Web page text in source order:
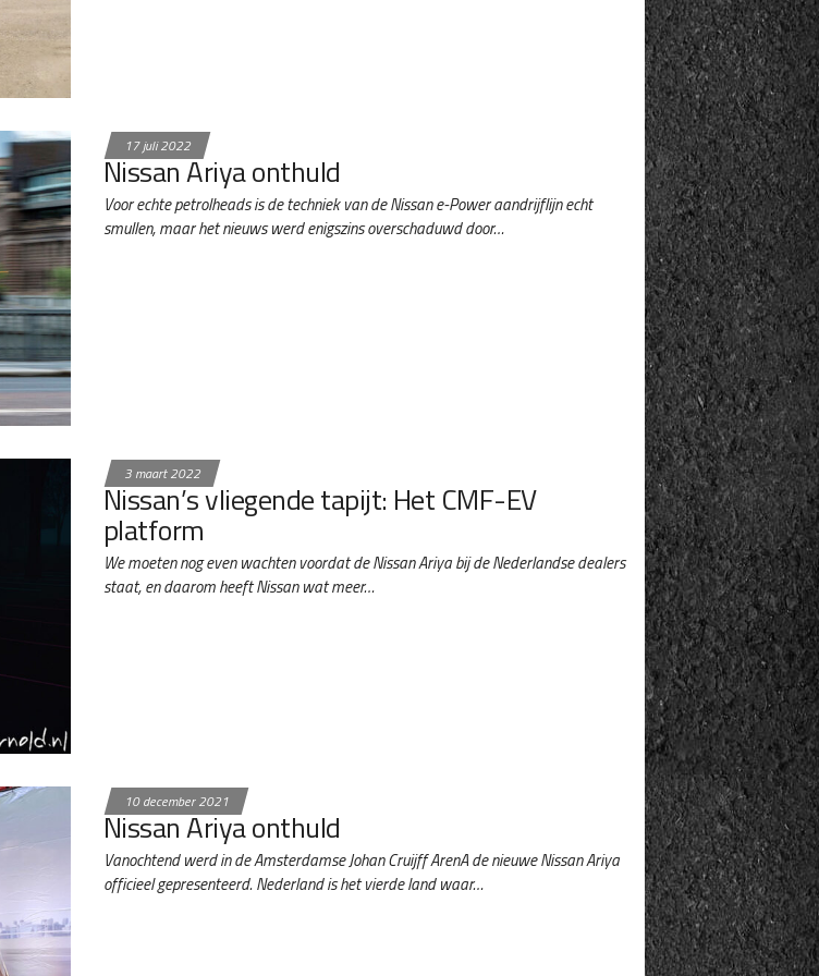
17 juli 2022
Nissan Ariya onthuld
Voor echte petrolheads is de techniek van de Nissan e-Power aandrijflijn echt
smullen, maar het nieuws werd enigszins overschaduwd door…
3 maart 2022
Nissan’s vliegende tapijt: Het CMF-EV
platform
We moeten nog even wachten voordat de Nissan Ariya bij de Nederlandse dealers
staat, en daarom heeft Nissan wat meer…
10 december 2021
Nissan Ariya onthuld
Vanochtend werd in de Amsterdamse Johan Cruijff ArenA de nieuwe Nissan Ariya
officieel gepresenteerd. Nederland is het vierde land waar…